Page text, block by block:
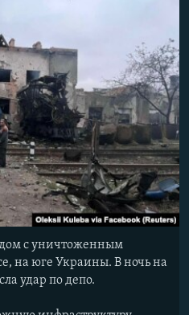
с уничтоженным
на юге Украины. В ночь на
удар по депо.